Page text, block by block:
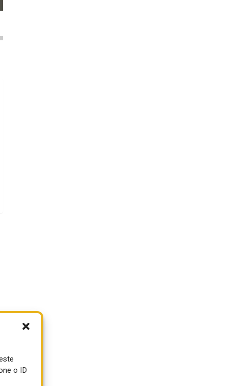
o ID